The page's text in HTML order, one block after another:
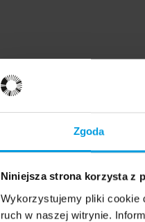
Zgoda
Niniejsza strona korzysta z
Wykorzystujemy pliki cookie
ruch w naszej witrynie.